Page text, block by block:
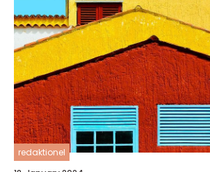
redaktionel